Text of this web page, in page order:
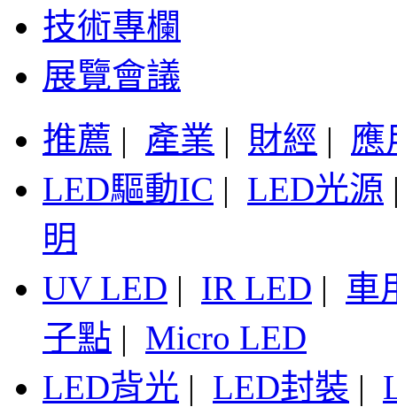
技術專欄
展覽會議
推薦 | 產業 | 財經 | 應
LED驅動IC | LED光源
明
UV LED | IR LED | 車
子點 | Micro LED
LED背光 | LED封裝 |